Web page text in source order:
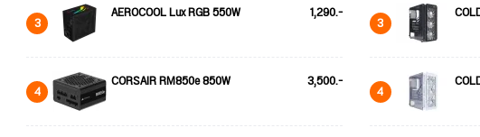
3 AEROCOOL Lux RGB 550W 1,290.-
4 CORSAIR RM850e 850W 3,500.-
3
4